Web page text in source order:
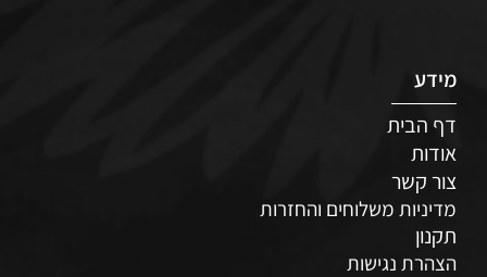
מידע
דף הבית
אודות
צור קשר
מדיניות משלוחים והחזרות
תקנון
הצהרת נגישות